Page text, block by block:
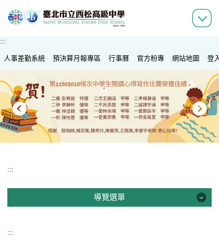
到
容
區
:::
人事差勤系統 預決算月報專區 行事曆 官方粉專 網站地圖 登
:::
導覽選單
:::